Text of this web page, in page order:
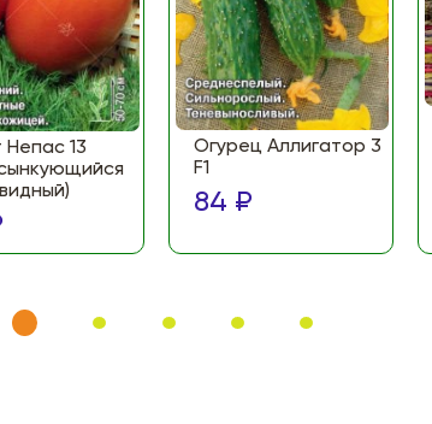
Непас 13
Огурец Аллигатор 3
F1
84 ₽